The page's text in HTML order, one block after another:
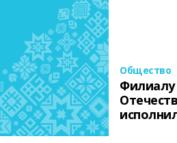
Общество